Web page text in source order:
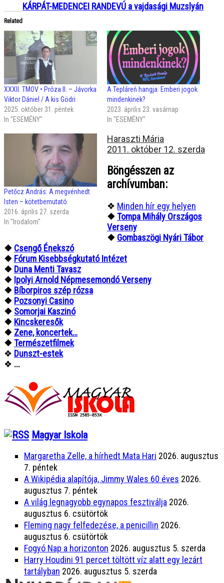
Related
XXXII. TMOV • Próza II. – Jávorka
Viktor Dániel / A kis Gödri
2025. október 31. péntek
In "ESEMÉNY"
A Tepláreň hangja: Emberi jogok
mindenkinek?
2023. április 23. vasárnap
In "ESEMÉNY"
Petőcz András: A megvénhedt
Isten – kötetbemutató
2016. április 27. szerda
In "Irodalom"
KÁRPÁT-MEDENCEI RANDEVÚ a vajdasági Muzslyán
Haraszti Mária
2011. október 12. szerda
Böngésszen az
archívumban:
❖ Minden hír egy helyen
❖Tompa Mihály Országos
Verseny
❖ Gombaszögi Nyári Tábor
❖ Csengő Énekszó
❖ Fórum Kisebbségkutató Intézet
❖ Duna Menti Tavasz
❖ Ipolyi Arnold Népmesemondó Verseny
❖ Bíborpiros szép rózsa
❖ Pozsonyi Casino
❖ Somorjai Kaszinó
❖ Kincskeresők
❖ Zene, koncertek…
❖Természetfilmek
❖ Dunszt-estek
❖ ...
Magyar Iskola
Margaretha Zelle, a hírhedt Mata Hari 2026. augusztus
7. péntek
A Wikipédia alapítója, Jimmy Wales 60 éves 2026.
augusztus 7. péntek
A világ legnagyobb egynapos fesztiválja 2026.
augusztus 6. csütörtök
Fleming nagy felfedezése, a penicillin 2026.
augusztus 6. csütörtök
Fogyó Nap a horizonton 2026. augusztus 5. szerda
Harry Houdini 91 percet töltött víz alatt egy lezárt
tartályban 2026. augusztus 5. szerda